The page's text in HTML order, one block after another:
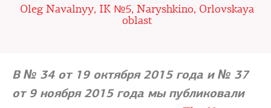
Oleg Navalnyy, IK №5, Naryshkino, Orlovskaya
oblast
В № 34 от 19 октября 2015 года и № 37
от 9 ноября 2015 года мы публиковали